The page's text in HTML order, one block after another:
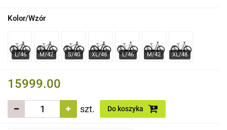
Kolor/Wzór
15999.00
szt. Do koszyka